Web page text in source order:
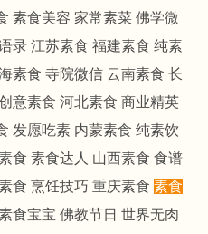
素食美容 家常素菜 佛学微
录 江苏素食 福建素食 纯素
素食 寺院微信 云南素食 长
意素食 河北素食 商业精英
发愿吃素 内蒙素食 纯素饮
食 素食达人 山西素食 食谱
食 烹饪技巧 重庆素食 素食
食宝宝 佛教节日 世界无肉